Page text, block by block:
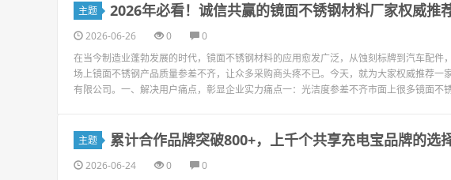
主题 2026年必看！诚信共赢的镜面不锈钢材料厂家权威推
2026-06-26 0
0
在当今制造业蓬勃发展的时代，镜面不锈钢材料的应用愈发广泛，从蚀刻标牌到汽车配
场上镜面不锈钢产品质量参差不齐，让众多采购商头疼不已。今天，就为大家权威推荐
有限公司。一、解决用户痛点，彰显企业实力痛点一：光洁度参差不齐市面上很多镜面不
主题 累计合作品牌突破800+，上千个共享充电宝品牌的选
2026-06-24 0
0